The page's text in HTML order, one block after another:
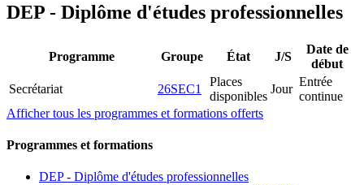
DEP - Diplôme d'études professionnelles
Programme Groupe État J/S
Date de
début
Secrétariat
26SEC1
Places
disponibles
Jour
Entrée
continue
Afficher tous les programmes et formations offerts
Programmes et formations
DEP - Diplôme d'études professionnelles